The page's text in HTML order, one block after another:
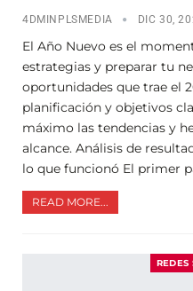
4DMINPLSMEDIA DIC 30,
El Año Nuevo es el
estrategias y preparar tu
oportunidades que trae el
planificación y objetivos
máximo las tendencias y
alcance. Análisis de
lo que funcionó El primer
READ MORE...
REDES